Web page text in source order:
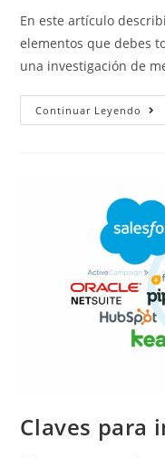
En este artículo
elementos que debes
una investigación de
Continuar Leyendo
Claves para